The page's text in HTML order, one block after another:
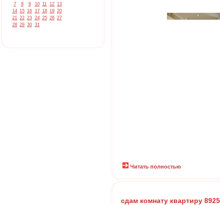
7
8 9 10 11 12 13
14 15 16 17 18 19 20
21 22 23 24 25 26 27
28 29 30 31
Читать полностью
сдам комнату квартиру